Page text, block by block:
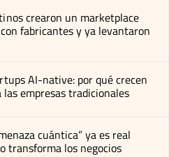
crearon un marketplace
fabricantes y ya levantaron
AI-native: por qué crecen
empresas tradicionales
cuántica” ya es real
transforma los negocios